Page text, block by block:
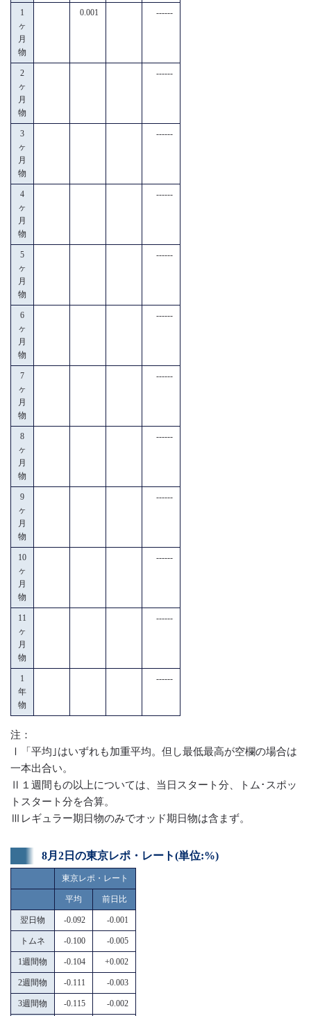
1
ヶ
月
物
0.001 ------
2
ヶ
月
物
------
3
ヶ
月
物
------
4
ヶ
月
物
------
5
ヶ
月
物
------
6
ヶ
月
物
------
7
ヶ
月
物
------
8
ヶ
月
物
------
9
ヶ
月
物
------
10
ヶ
月
物
------
11
ヶ
月
物
------
1
年
物
------
注：
Ⅰ「平均｣はいずれも加重平均。但し最低最高が空欄の場合は
一本出合い。
Ⅱ１週間もの以上については、当日スタート分、トム･スポッ
トスタート分を合算。
Ⅲレギュラー期日物のみでオッド期日物は含まず。
8月2日の東京レポ・レート(単位:%)
東京レポ・レート
平均 前日比
翌日物 -0.092 -0.001
トムネ -0.100 -0.005
1週間物 -0.104 +0.002
2週間物 -0.111 -0.003
3週間物 -0.115 -0.002